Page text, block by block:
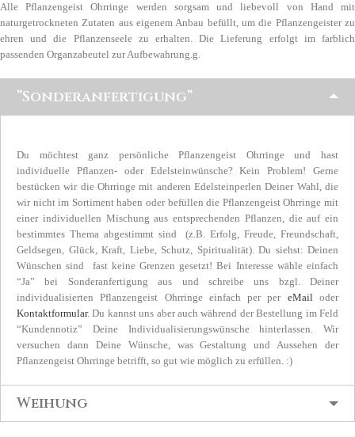
Alle Pflanzengeist Ohrringe werden sorgsam und liebevoll von Hand mit
naturgetrockneten Zutaten aus eigenem Anbau befüllt, um die Pflanzengeister zu
ehren und die Pflanzenseele zu erhalten. Die Lieferung erfolgt im farblich
passenden Organzabeutel zur Aufbewahrung.g.
”Sonderanfertigung”
Du möchtest ganz persönliche Pflanzengeist Ohrringe und hast
individuelle Pflanzen- oder Edelsteinwünsche? Kein Problem! Gerne
bestücken wir die Ohrringe mit anderen Edelsteinperlen Deiner Wahl, die
wir nicht im Sortiment haben oder befüllen die Pflanzengeist Ohrringe mit
einer individuellen Mischung aus entsprechenden Pflanzen, die auf ein
bestimmtes Thema abgestimmt sind (z.B. Erfolg, Freude, Freundschaft,
Geldsegen, Glück, Kraft, Liebe, Schutz, Spiritualität). Du siehst: Deinen
Wünschen sind fast keine Grenzen gesetzt! Bei Interesse wähle einfach
“Ja” bei Sonderanfertigung aus und schreibe uns bzgl. Deiner
individualisierten Pflanzengeist Ohrringe einfach per per eMailoder
Kontaktformular. Du kannst uns aber auch während der Bestellung im Feld
“Kundennotiz” Deine Individualisierungswünsche hinterlassen. Wir
versuchen dann Deine Wünsche, was Gestaltung und Aussehen der
Pflanzengeist Ohrringe betrifft, so gut wie möglich zu erfüllen. :)
Weihung